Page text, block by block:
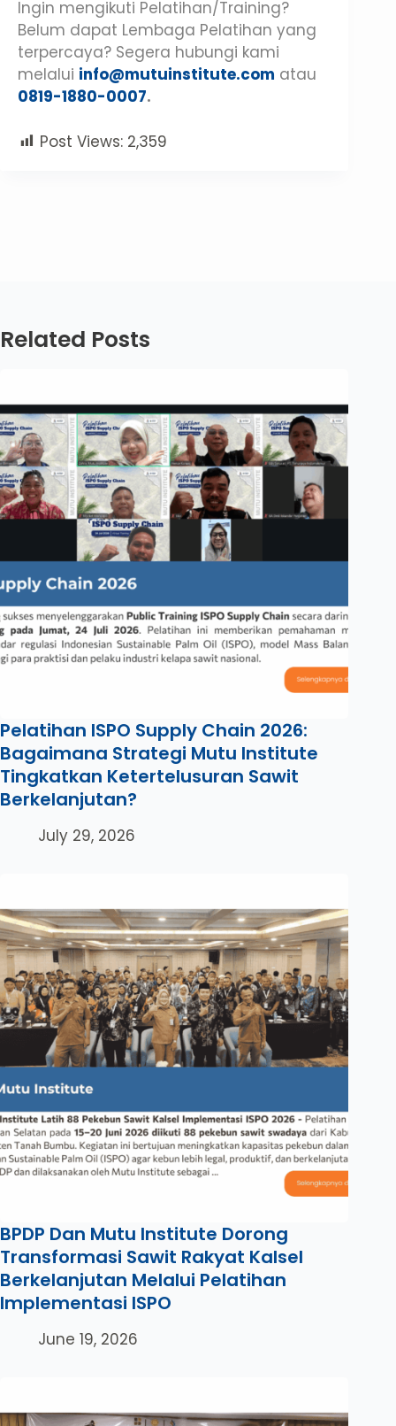
Ingin mengikuti Pelatihan/Training?
Belum dapat Lembaga Pelatihan yang
terpercaya? Segera hubungi kami
melalui info@mutuinstitute.com atau
0819-1880-0007.
Post Views: 2,359
Related Posts
Pelatihan ISPO Supply Chain 2026:
Bagaimana Strategi Mutu Institute
Tingkatkan Ketertelusuran Sawit
Berkelanjutan?
July 29, 2026
BPDP Dan Mutu Institute Dorong
Transformasi Sawit Rakyat Kalsel
Berkelanjutan Melalui Pelatihan
Implementasi ISPO
June 19, 2026